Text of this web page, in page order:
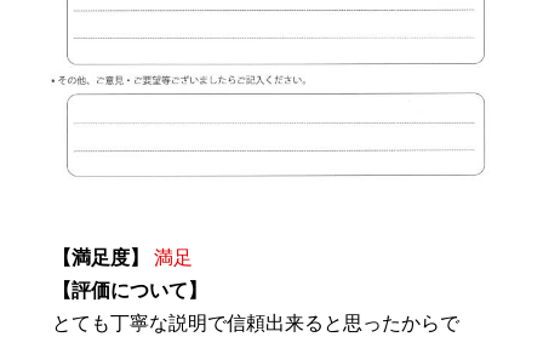
【満足度】
満足
【評価について】
とても丁寧な説明で信頼出来ると思ったからで